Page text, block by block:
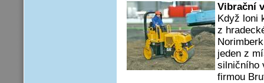
Vibrační
Když loni
z
jeden z
silničního
firmou